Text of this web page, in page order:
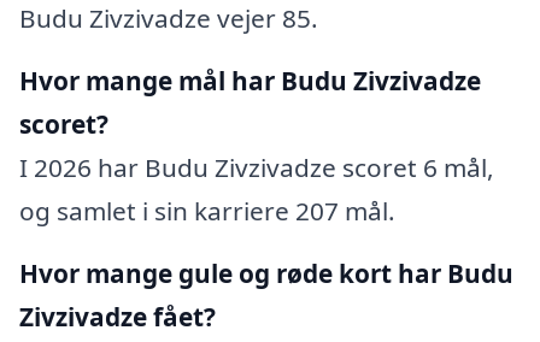
Budu Zivzivadze vejer 85.
Hvor mange mål har Budu Zivzivadze
scoret?
I 2026 har Budu Zivzivadze scoret 6 mål,
og samlet i sin karriere 207 mål.
Hvor mange gule og røde kort har Budu
Zivzivadze fået?